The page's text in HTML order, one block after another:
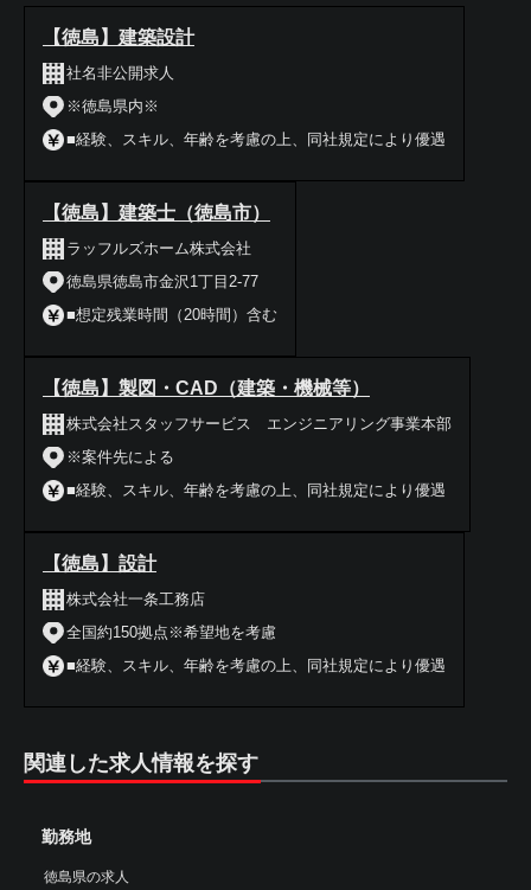
【徳島】建築設計
社名非公開求人
※徳島県内※
■経験、スキル、年齢を考慮の上、同社規定により優遇
【徳島】建築士（徳島市）
ラッフルズホーム株式会社
徳島県徳島市金沢1丁目2-77
■想定残業時間（20時間）含む
【徳島】製図・CAD（建築・機械等）
株式会社スタッフサービス エンジニアリング事業本部
※案件先による
■経験、スキル、年齢を考慮の上、同社規定により優遇
【徳島】設計
株式会社一条工務店
全国約150拠点※希望地を考慮
■経験、スキル、年齢を考慮の上、同社規定により優遇
関連した求人情報を探す
勤務地
徳島県の求人